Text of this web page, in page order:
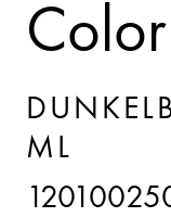
Color
ML